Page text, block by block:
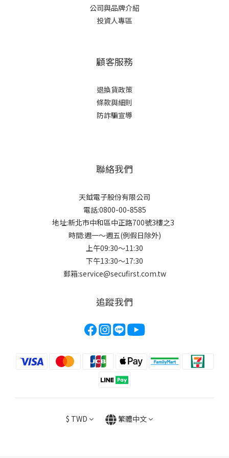
公司與品牌介紹
投資人專區
顧客服務
退換貨政策
條款與細則
防詐騙宣導
聯絡我們
天鉞電子股份有限公司
電話:0800-00-8585
地址:新北市中和區中正路700號3樓之3
時間:週一～週五(例假日除外)
上午09:30～11:30
下午13:30～17:30
郵箱:service@secufirst.com.tw
追蹤我們
$ TWD 繁體中文